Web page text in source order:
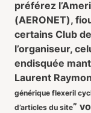
préférez
(AERONET),
certains Club
l’organiseur,
endisquée
Laurent
générique flexeril
d’articles du site”